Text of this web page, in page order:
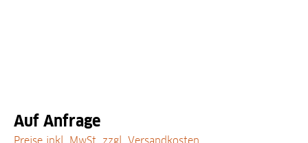
Auf Anfrage
Preise inkl. MwSt. zzgl. Versandkosten